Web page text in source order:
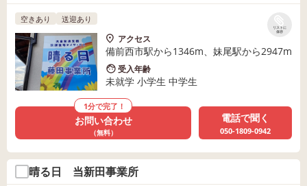
リストに
保存
空きあり 送迎あり
アクセス
備前西市駅から1346m、妹尾駅から2947m
受入年齢
未就学 小学生 中学生
1分で完了！
お問い合わせ
（無料）
電話で聞く
050-1809-0942
晴る日 当新田事業所